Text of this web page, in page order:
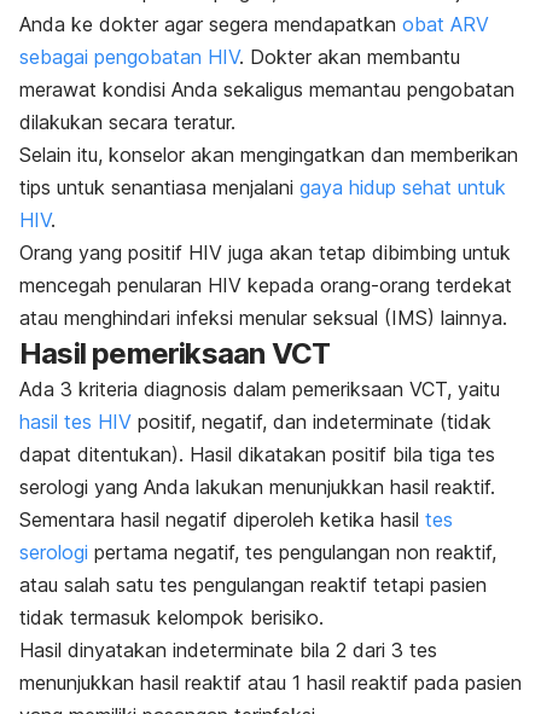
Anda ke dokter agar segera mendapatkan obat ARV
sebagai pengobatan HIV. Dokter akan membantu
merawat kondisi Anda sekaligus memantau pengobatan
dilakukan secara teratur.
Selain itu, konselor akan mengingatkan dan memberikan
tips untuk senantiasa menjalani gaya hidup sehat untuk
HIV.
Orang yang positif HIV juga akan tetap dibimbing untuk
mencegah penularan HIV kepada orang-orang terdekat
atau menghindari infeksi menular seksual (IMS) lainnya.
Hasil pemeriksaan VCT
Ada 3 kriteria diagnosis dalam pemeriksaan VCT, yaitu
hasil tes HIV positif, negatif, dan indeterminate (tidak
dapat ditentukan). Hasil dikatakan positif bila tiga tes
serologi yang Anda lakukan menunjukkan hasil reaktif.
Sementara hasil negatif diperoleh ketika hasil tes
serologi pertama negatif, tes pengulangan non reaktif,
atau salah satu tes pengulangan reaktif tetapi pasien
tidak termasuk kelompok berisiko.
Hasil dinyatakan indeterminate bila 2 dari 3 tes
menunjukkan hasil reaktif atau 1 hasil reaktif pada pasien